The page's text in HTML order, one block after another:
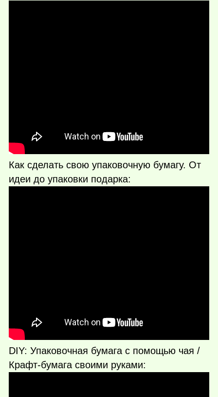
Как сделать свою упаковочную бумагу. От
идеи до упаковки подарка:
DIY: Упаковочная бумага с помощью чая /
Крафт-бумага своими руками: